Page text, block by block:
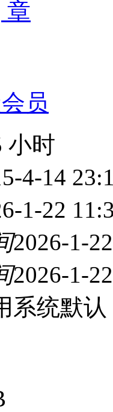
员
小时
4-14
1-22
2026-1-
2026-1-
系统默认